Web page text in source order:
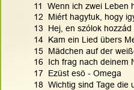
11  Wenn ich zwei Leben
12  Miért hagytuk, hogy
13  Hej, en szólok
14  Kam ein Lied übers
15  Mädchen auf der
16  Ich frag nach deinem
17  Ezüst esö - Omega
18  Wichtig sind Tage die